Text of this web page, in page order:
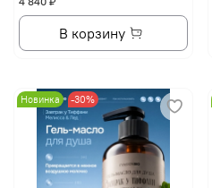
В корзину
Новинка -30%